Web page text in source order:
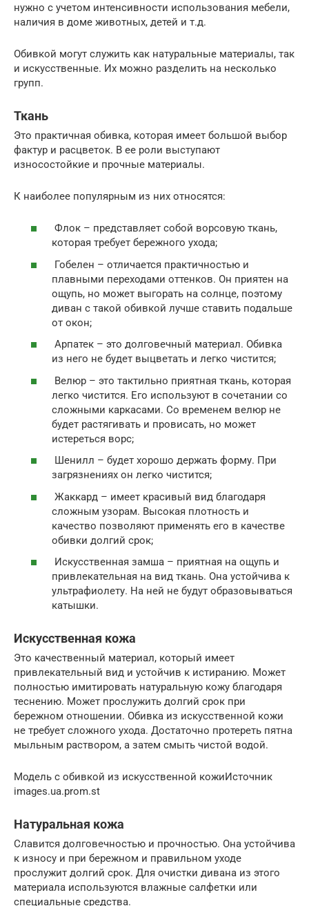
нужно с учетом интенсивности использования мебели,
наличия в доме животных, детей и т.д.
Обивкой могут служить как натуральные материалы, так
и искусственные. Их можно разделить на несколько
групп.
Ткань
Это практичная обивка, которая имеет большой выбор
фактур и расцветок. В ее роли выступают
износостойкие и прочные материалы.
К наиболее популярным из них относятся:
Флок – представляет собой ворсовую ткань,
которая требует бережного ухода;
Гобелен – отличается практичностью и
плавными переходами оттенков. Он приятен на
ощупь, но может выгорать на солнце, поэтому
диван с такой обивкой лучше ставить подальше
от окон;
Арпатек – это долговечный материал. Обивка
из него не будет выцветать и легко чистится;
Велюр – это тактильно приятная ткань, которая
легко чистится. Его используют в сочетании со
сложными каркасами. Со временем велюр не
будет растягивать и провисать, но может
истереться ворс;
Шенилл – будет хорошо держать форму. При
загрязнениях он легко чистится;
Жаккард – имеет красивый вид благодаря
сложным узорам. Высокая плотность и
качество позволяют применять его в качестве
обивки долгий срок;
Искусственная замша – приятная на ощупь и
привлекательная на вид ткань. Она устойчива к
ультрафиолету. На ней не будут образовываться
катышки.
Искусственная кожа
Это качественный материал, который имеет
привлекательный вид и устойчив к истиранию. Может
полностью имитировать натуральную кожу благодаря
теснению. Может прослужить долгий срок при
бережном отношении. Обивка из искусственной кожи
не требует сложного ухода. Достаточно протереть пятна
мыльным раствором, а затем смыть чистой водой.
Модель с обивкой из искусственной кожиИсточник
images.ua.prom.st
Натуральная кожа
Славится долговечностью и прочностью. Она устойчива
к износу и при бережном и правильном уходе
прослужит долгий срок. Для очистки дивана из этого
материала используются влажные салфетки или
специальные средства.